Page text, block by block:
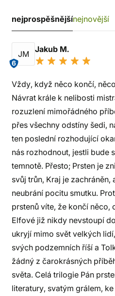
nejprospěšnějšínejnovější
JM
6
Jakub M.
Vždy, když něco končí,
Návrat krále k nelibosti
rozuzlení mimořádného
přes všechny odstíny šedi,
ten poslední rozhodující
nás rozhodnout, jestli bude
temnotě. Přesto; Prsten je
svůj trůn, Kraj je zachráněn,
neubrání pocitu smutku.
prstenů víte, že končí něco,
Elfové již nikdy nevstoupí
ukryjí mimo svět velkých
svých podzemních říší a
žádný z čarokrásných
světa. Celá trilogie Pán
literatury, svatým grálem,